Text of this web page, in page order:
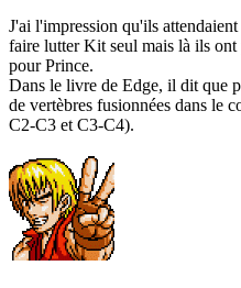
J'ai l'impression qu'ils
faire lutter Kit seul mais là ils
pour Prince.
Dans le livre de Edge, il dit que
de vertèbres fusionnées dans le
C2-C3 et C3-C4).